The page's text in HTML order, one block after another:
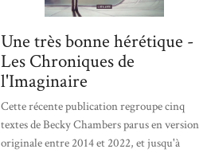
Une très bonne hérétique -
Les Chroniques de
l'Imaginaire
Cette récente publication regroupe cinq
textes de Becky Chambers parus en version
originale entre 2014 et 2022, et jusqu'à